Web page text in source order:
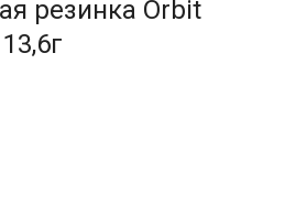
резинка Orbit